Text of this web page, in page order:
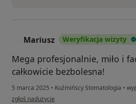
Mariusz Weryfikacja wizyty
Mega profesjonalnie, miło i
całkowicie bezbolesna!
5 marca 2025 • Kuźmińscy Stomatologia •
w opinii użytkownika Mariusz
zgłoś nadużycie